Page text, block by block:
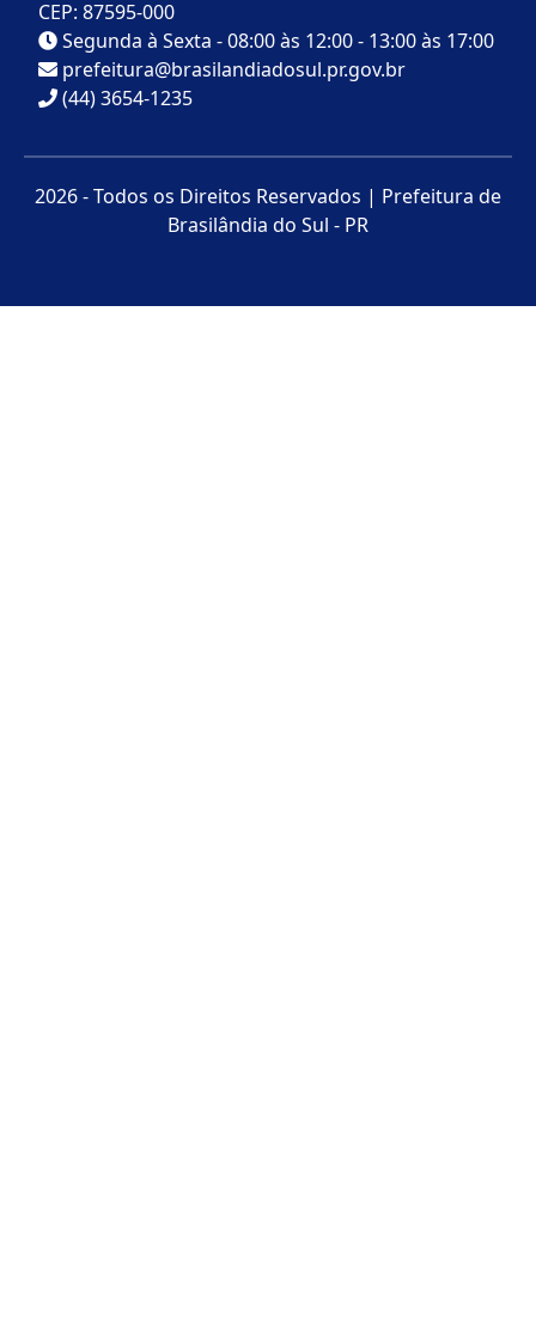
CEP: 87595-000
Segunda à Sexta - 08:00 às 12:00 - 13:00 às 17:00
prefeitura@brasilandiadosul.pr.gov.br
(44) 3654-1235
2026 - Todos os Direitos Reservados | Prefeitura de
Brasilândia do Sul - PR